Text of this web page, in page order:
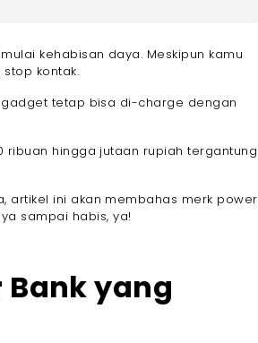
kehabisan daya. Meskipun kamu
kontak.
tetap bisa di-charge dengan
ribuan hingga jutaan rupiah tergantung
artikel ini akan membahas merk power
sampai habis, ya!
Bank yang